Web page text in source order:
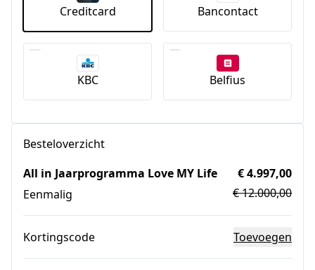
Creditcard Bancontact
KBC Belfius
Besteloverzicht
All in Jaarprogramma Love MY Life
Eenmalig
€ 4.997,00
€ 12.000,00
Kortingscode Toevoegen